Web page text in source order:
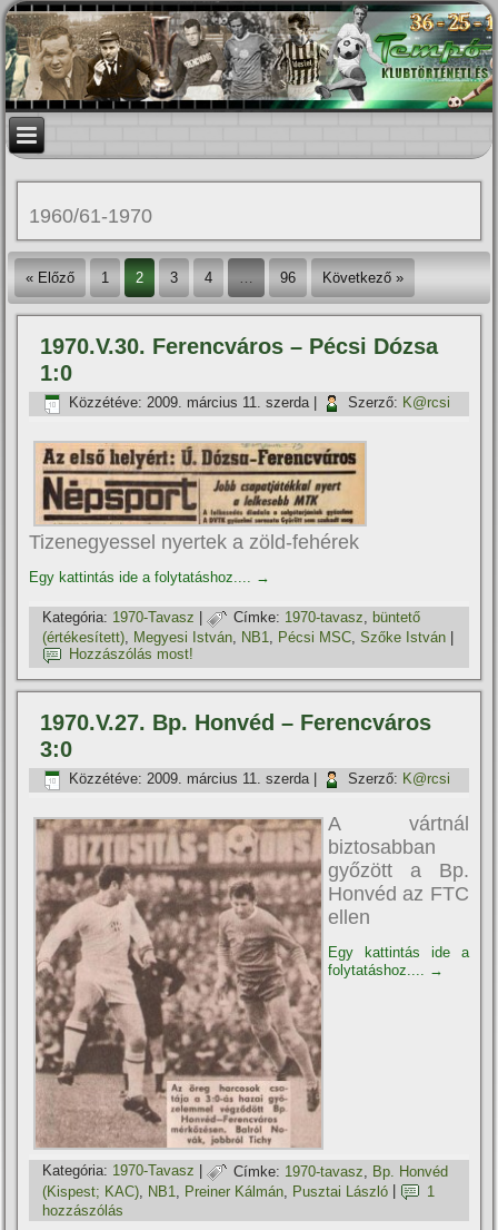
1960/61-1970
« Előző 1 2 3 4 … 96 Következő »
1970.V.30. Ferencváros – Pécsi Dózsa
1:0
Közzétéve: 2009. március 11. szerda| Szerző: K@rcsi
Tizenegyessel nyertek a zöld-fehérek
Egy kattintás ide a folytatáshoz.... →
Kategória: 1970-Tavasz | Címke: 1970-tavasz, büntető
(értékesí­tett)
Megyesi István NB1 Pécsi MSC ,Szőke István
Hozzászólás most!
1970.V.27. Bp. Honvéd – Ferencváros
3:0
Közzétéve: 2009. március 11. szerda| Szerző: K@rcsi
A vártnál
biztosabban
győzött a Bp.
Honvéd az FTC
ellen
Egy kattintás ide a
folytatáshoz....
→
Kategória: 1970-Tavasz | Címke: 1970-tavasz
Bp. Honvéd
(Kispest; KAC) NB1 Preiner Kálmán Pusztai László
1
hozzászólás